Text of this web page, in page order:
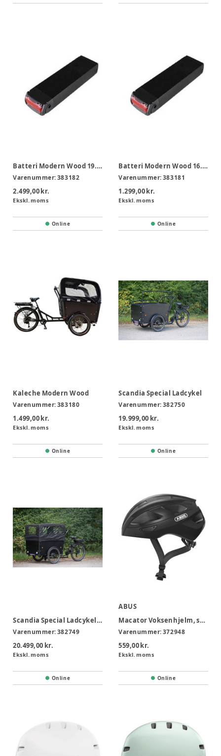
Batteri Modern Wood 19.2 Ah
Varenummer:383182
2.499,00 kr.
Ekskl. moms
Online
Batteri Modern Wood 16.2 Ah
Varenummer:383181
1.299,00 kr.
Ekskl. moms
Online
Kaleche Modern Wood
Varenummer:383180
1.499,00 kr.
Ekskl. moms
Online
Scandia Special Ladcykel
Varenummer:382750
19.999,00 kr.
Ekskl. moms
Online
Scandia Special Ladcykel med kaleche
Varenummer:382749
20.499,00 kr.
Ekskl. moms
Online
ABUS
Macator Voksenhjelm, shiny velvet black L
Varenummer:372948
559,00 kr.
Ekskl. moms
Online